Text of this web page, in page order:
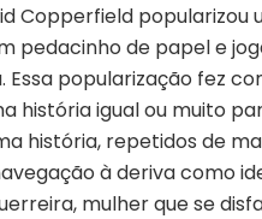
Copperfield
pedacinho de papel e
Essa popularização fez
história igual ou muito
história, repetidos de
à deriva como
mulher que se